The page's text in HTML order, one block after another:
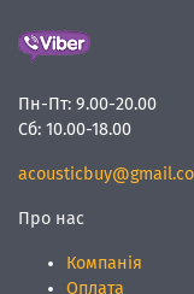
Пн-Пт: 9.00-20.00
Сб: 10.00-18.00
Про нас
Компанія
Оплата